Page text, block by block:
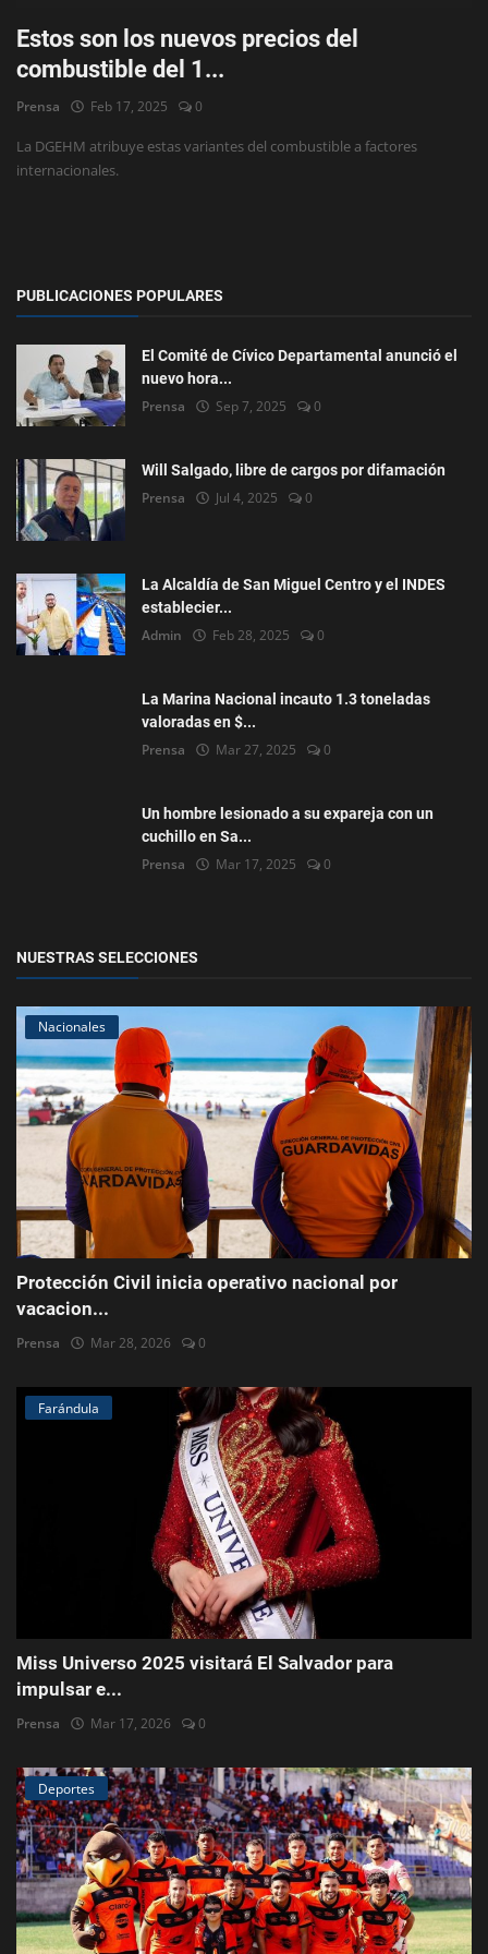
Estos son los nuevos precios del
combustible del 1...
Prensa Feb 17, 2025 0
La DGEHM atribuye estas variantes del combustible a factores
internacionales.
PUBLICACIONES POPULARES
El Comité de Cívico Departamental anunció el
nuevo hora...
Prensa Sep 7, 2025 0
Will Salgado, libre de cargos por difamación
Prensa Jul 4, 2025 0
La Alcaldía de San Miguel Centro y el INDES
establecier...
Admin Feb 28, 2025 0
La Marina Nacional incauto 1.3 toneladas
valoradas en $...
Prensa Mar 27, 2025 0
Un hombre lesionado a su expareja con un
cuchillo en Sa...
Prensa Mar 17, 2025 0
NUESTRAS SELECCIONES
Nacionales
Protección Civil inicia operativo nacional por
vacacion...
Prensa Mar 28, 2026 0
Farándula
Miss Universo 2025 visitará El Salvador para
impulsar e...
Prensa Mar 17, 2026 0
Deportes